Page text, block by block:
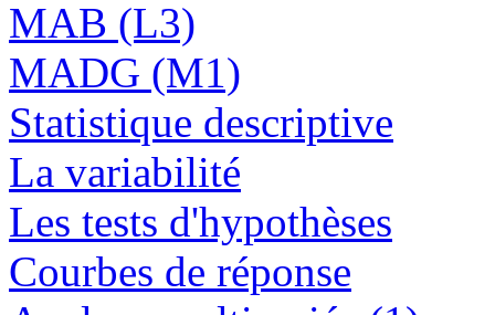
MAB (L3)
MADG (M1)
Statistique descriptive
La variabilité
Les tests d'hypothèses
Courbes de réponse